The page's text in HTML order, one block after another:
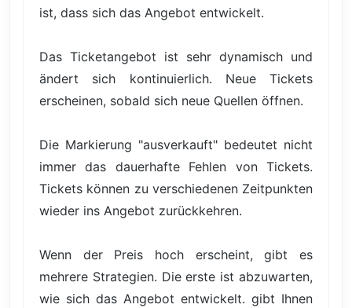
ist, dass sich das Angebot entwickelt.
Das Ticketangebot ist sehr dynamisch und
ändert sich kontinuierlich. Neue Tickets
erscheinen, sobald sich neue Quellen öffnen.
Die Markierung "ausverkauft" bedeutet nicht
immer das dauerhafte Fehlen von Tickets.
Tickets können zu verschiedenen Zeitpunkten
wieder ins Angebot zurückkehren.
Wenn der Preis hoch erscheint, gibt es
mehrere Strategien. Die erste ist abzuwarten,
wie sich das Angebot entwickelt. gibt Ihnen